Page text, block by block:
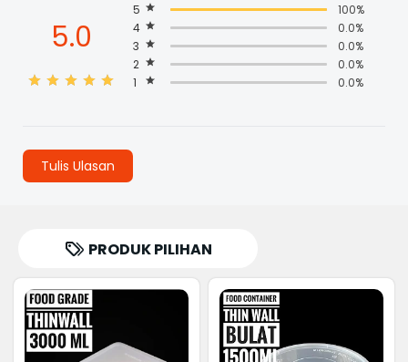
5.0
5
100%
4
0.0%
3
0.0%
2
0.0%
1
0.0%
Tulis Ulasan
PRODUK PILIHAN